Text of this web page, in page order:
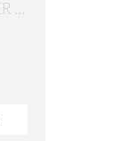
ENSEÑA A TUS HIJOS A SER AGRADECIDOS